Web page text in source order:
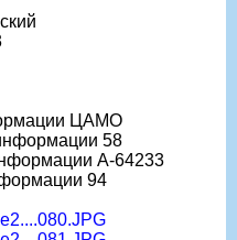
ЦАМО
58
A-64233
94